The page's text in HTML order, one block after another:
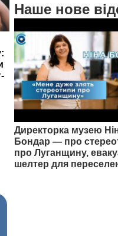
Наше нове
Директорка музею
Бондар — про
про Луганщину,
шелтер для